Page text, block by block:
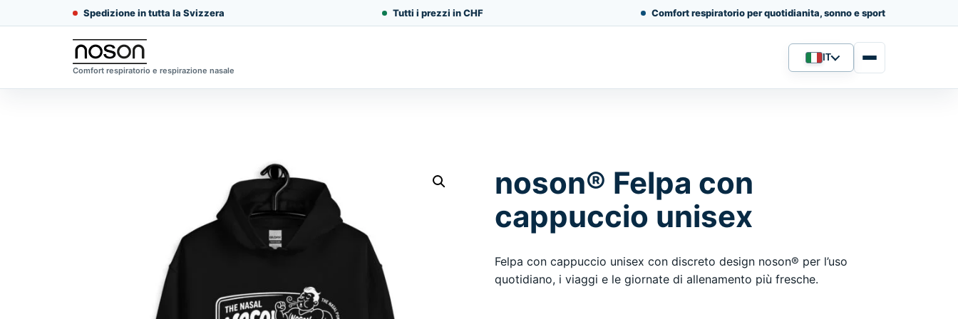
Spedizione in tutta la Svizzera Tutti i prezzi in CHF Comfort respiratorio per quotidianita, sonno e sport
Comfort respiratorio e respirazione nasale Lingua
IT
noson® Felpa con
cappuccio unisex
Felpa con cappuccio unisex con discreto design noson® per l’uso
quotidiano, i viaggi e le giornate di allenamento più fresche.